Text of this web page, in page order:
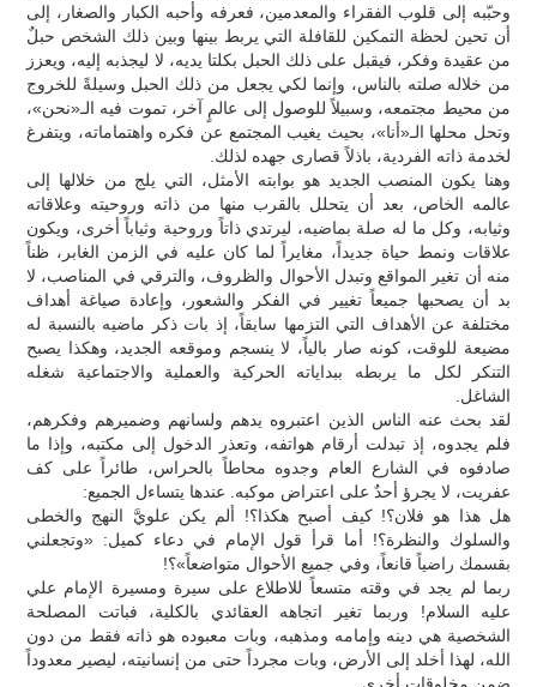
وحبّبه إلى قلوب الفقراء والمعدمين، فعرفه وأحبه الكبار والصغار، إلى
أن تحين لحظة التمكين للقافلة التي يربط بينها وبين ذلك الشخص حبلٌ
من عقيدة وفكر، فيقبل على ذلك الحبل بكلتا يديه، لا ليجذبه إليه، ويعزز
من خلاله صلته بالناس، وإنما لكي يجعل من ذلك الحبل وسيلةً للخروج
من محيط مجتمعه، وسبيلاً للوصول إلى عالمٍ آخر، تموت فيه الـ«نحن»،
وتحل محلها الـ«أنا»، بحيث يغيب المجتمع عن فكره واهتماماته، ويتفرغ
لخدمة ذاته الفردية، باذلاً قصارى جهده لذلك.
وهنا يكون المنصب الجديد هو بوابته الأمثل، التي يلج من خلالها إلى
عالمه الخاص، بعد أن يتحلل بالقرب منها من ذاته وروحيته وعلاقاته
وثيابه، وكل ما له صلة بماضيه، ليرتدي ذاتاً وروحية وثياباً أخرى، ويكون
علاقات ونمط حياة جديداً، مغايراً لما كان عليه في الزمن الغابر، ظناً
منه أن تغير المواقع وتبدل الأحوال والظروف، والترقي في المناصب، لا
بد أن يصحبها جميعاً تغيير في الفكر والشعور، وإعادة صياغة أهداف
مختلفة عن الأهداف التي التزمها سابقاً، إذ بات ذكر ماضيه بالنسبة له
مضيعة للوقت، كونه صار بالياً، لا ينسجم وموقعه الجديد، وهكذا يصبح
التنكر لكل ما يربطه ببداياته الحركية والعملية والاجتماعية شغله
الشاغل.
لقد بحث عنه الناس الذين اعتبروه يدهم ولسانهم وضميرهم وفكرهم،
فلم يجدوه، إذ تبدلت أرقام هواتفه، وتعذر الدخول إلى مكتبه، وإذا ما
صادفوه في الشارع العام وجدوه محاطاً بالحراس، طائراً على كف
عفريت، لا يجرؤ أحدٌ على اعتراض موكبه. عندها يتساءل الجميع:
هل هذا هو فلان؟! كيف أصبح هكذا؟! ألم يكن علويَّ النهج والخطى
والسلوك والنظرة؟! أما قرأ قول الإمام في دعاء كميل: «وتجعلني
بقسمك راضياً قانعاً، وفي جميع الأحوال متواضعاً»؟!
ربما لم يجد في وقته متسعاً للاطلاع على سيرة ومسيرة الإمام علي
عليه السلام! وربما تغير اتجاهه العقائدي بالكلية، فباتت المصلحة
الشخصية هي دينه وإمامه ومذهبه، وبات معبوده هو ذاته فقط من دون
الله، لهذا أخلد إلى الأرض، وبات مجرداً حتى من إنسانيته، ليصير معدوداً